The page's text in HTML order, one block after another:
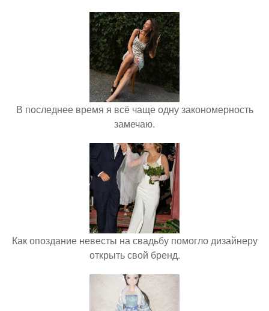
В последнее время я всё чаще одну закономерность
замечаю.
Как опоздание невесты на свадьбу помогло дизайнеру
открыть свой бренд.